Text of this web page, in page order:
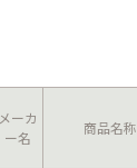
メーカ
ー名
商品名称